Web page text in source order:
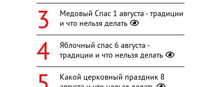
Медовый Спас 1 августа - традиции
и что нельзя делать
Яблочный спас 6 августа -
традиции и что нельзя делать
Какой церковный праздник 8